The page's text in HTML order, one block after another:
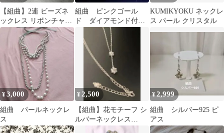
【組曲】2連 ビーズネ
ックレス リボンチャー
ム付き パープル×ブラ
ック系
組曲 ピンクゴール
ド ダイアモンド付
き ピンキーリング
KUMIKYOKU ネックレ
ス パール クリスタル
¥3,000
組曲 パールネックレ
ス
¥ 2,500
【組曲】花モチーフ シ
ルバーネックレス
❀.*・゜
¥2,999
組曲 シルバー925 ピ
アス